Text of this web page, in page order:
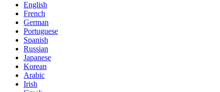
English
French
German
Portuguese
Spanish
Russian
Japanese
Korean
Arabic
Irish